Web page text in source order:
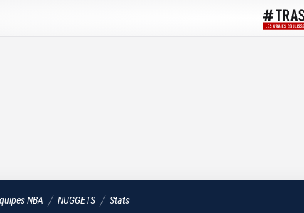
Actu NBA
NBA NUGGETS Stats